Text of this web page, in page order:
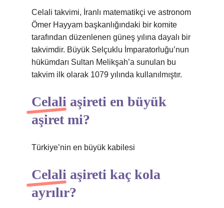
Celali takvimi, İranlı matematikçi ve astronom
Ömer Hayyam başkanlığındaki bir komite
tarafından düzenlenen güneş yılına dayalı bir
takvimdir. Büyük Selçuklu İmparatorluğu’nun
hükümdarı Sultan Melikşah’a sunulan bu
takvim ilk olarak 1079 yılında kullanılmıştır.
Celali aşireti en büyük
aşiret mi?
Türkiye’nin en büyük kabilesi
Celali aşireti kaç kola
ayrılır?